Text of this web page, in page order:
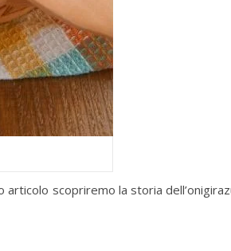
scopriremo la storia